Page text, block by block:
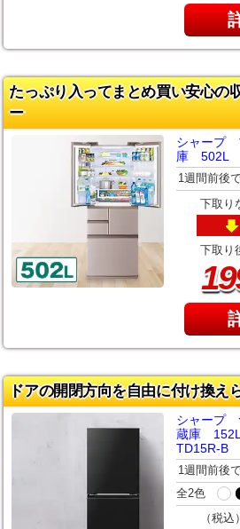
たっぷり入ってまとめ買い安心の
ー
シャープ
庫 502L
1週間前後
下取り
下取り
ドアの開閉方向を自由に付け換え
シャープ
蔵庫
TD15R-B
1週間前後
全2色
（税込）